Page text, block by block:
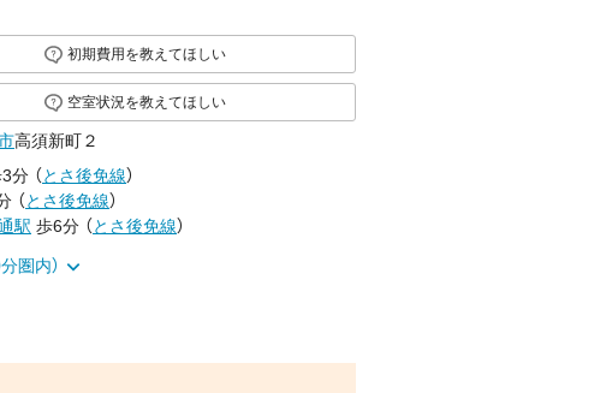
初期費用を教えてほしい
空室状況を教えてほしい
高須新町２
分 （とさ後免線）
（とさ後免線）
駅 歩6分 （とさ後免線）
圏内）